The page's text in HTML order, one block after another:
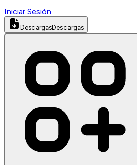
Iniciar Sesión
DescargasDescargas